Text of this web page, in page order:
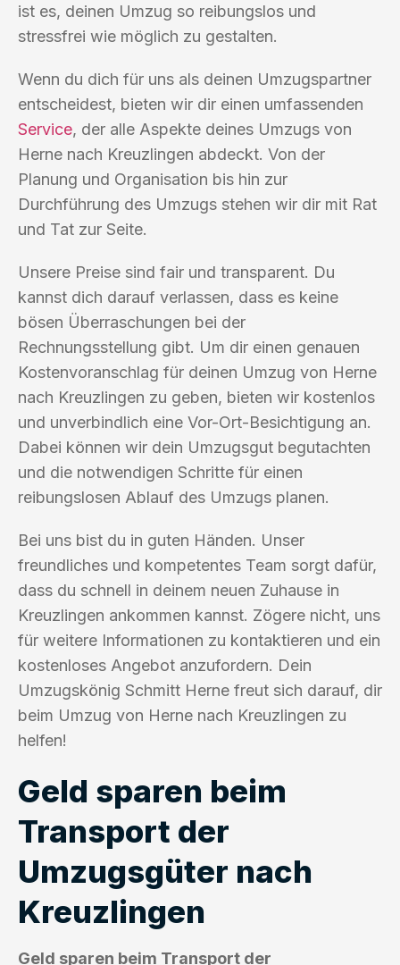
ist es, deinen Umzug so reibungslos und
stressfrei wie möglich zu gestalten.
Wenn du dich für uns als deinen Umzugspartner
entscheidest, bieten wir dir einen umfassenden
Service, der alle Aspekte deines Umzugs von
Herne nach Kreuzlingen abdeckt. Von der
Planung und Organisation bis hin zur
Durchführung des Umzugs stehen wir dir mit Rat
und Tat zur Seite.
Unsere Preise sind fair und transparent. Du
kannst dich darauf verlassen, dass es keine
bösen Überraschungen bei der
Rechnungsstellung gibt. Um dir einen genauen
Kostenvoranschlag für deinen Umzug von Herne
nach Kreuzlingen zu geben, bieten wir kostenlos
und unverbindlich eine Vor-Ort-Besichtigung an.
Dabei können wir dein Umzugsgut begutachten
und die notwendigen Schritte für einen
reibungslosen Ablauf des Umzugs planen.
Bei uns bist du in guten Händen. Unser
freundliches und kompetentes Team sorgt dafür,
dass du schnell in deinem neuen Zuhause in
Kreuzlingen ankommen kannst. Zögere nicht, uns
für weitere Informationen zu kontaktieren und ein
kostenloses Angebot anzufordern. Dein
Umzugskönig Schmitt Herne freut sich darauf, dir
beim Umzug von Herne nach Kreuzlingen zu
helfen!
Geld sparen beim
Transport der
Umzugsgüter nach
Kreuzlingen
Geld sparen beim Transport der